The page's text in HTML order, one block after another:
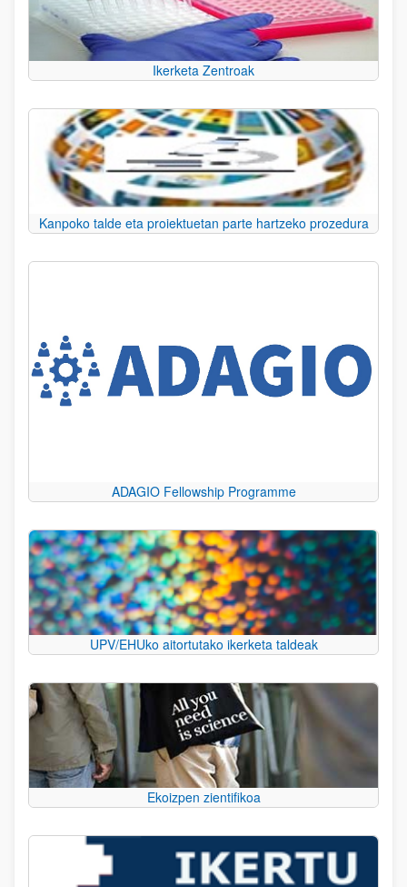
Ikerketa Zentroak
Kanpoko talde eta proiektuetan parte hartzeko prozedura
ADAGIO Fellowship Programme
UPV/EHUko aitortutako ikerketa taldeak
Ekoizpen zientifikoa